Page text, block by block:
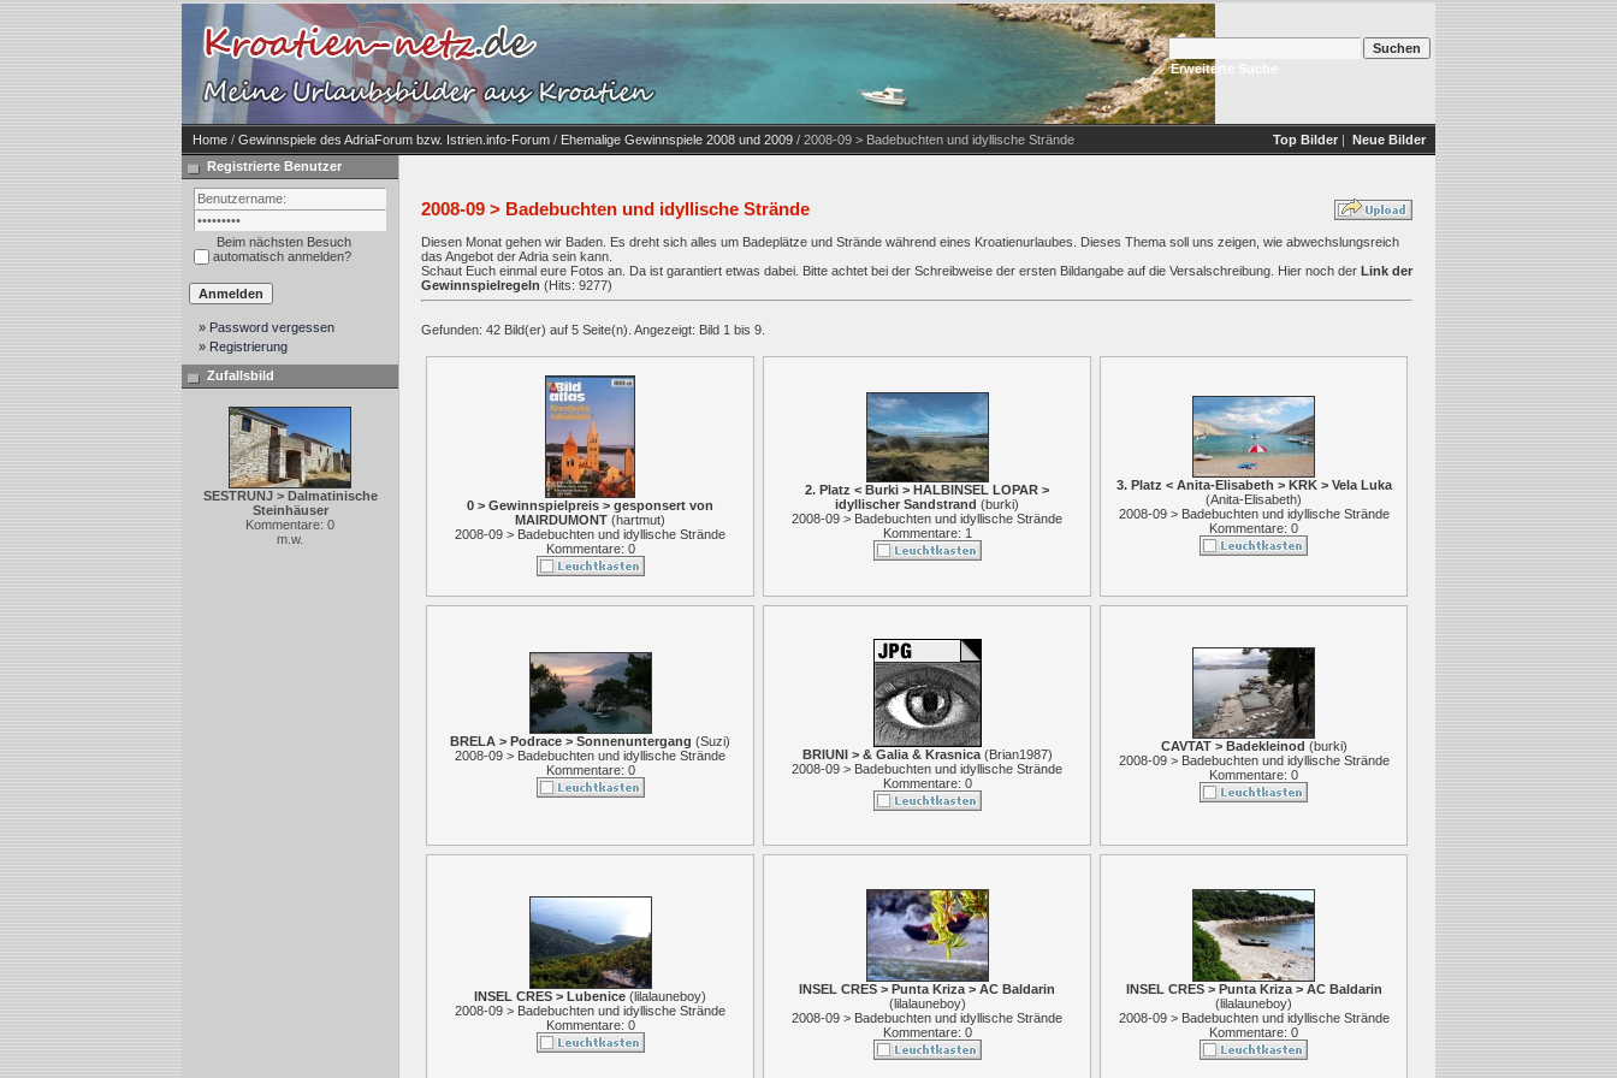
Erweiterte Suche
Home / Gewinnspiele des AdriaForum bzw. Istrien.info-Forum / Ehemalige Gewinnspiele 2008 und 2009 / 2008-09 > Badebuchten und idyllische Strände Top Bilder | Neue Bilder
Registrierte Benutzer
Beim nächsten Besuch
automatisch anmelden?
» Password vergessen
» Registrierung
Zufallsbild
SESTRUNJ > Dalmatinische
Steinhäuser
Kommentare: 0
m.w.
2008-09 > Badebuchten und idyllische Strände
Diesen Monat gehen wir Baden. Es dreht sich alles um Badeplätze und Strände während eines Kroatienurlaubes. Dieses Thema soll uns zeigen, wie abwechslungsreich
das Angebot der Adria sein kann.
Schaut Euch einmal eure Fotos an. Da ist garantiert etwas dabei. Bitte achtet bei der Schreibweise der ersten Bildangabe auf die Versalschreibung. Hier noch der Link der
Gewinnspielregeln (Hits: 9277)
Gefunden: 42 Bild(er) auf 5 Seite(n). Angezeigt: Bild 1 bis 9.
0 > Gewinnspielpreis > gesponsert von
MAIRDUMONT (hartmut)
2008-09 > Badebuchten und idyllische Strände
Kommentare: 0
2. Platz < Burki > HALBINSEL LOPAR >
idyllischer Sandstrand (burki)
2008-09 > Badebuchten und idyllische Strände
Kommentare: 1
3. Platz < Anita-Elisabeth > KRK > Vela Luka
(Anita-Elisabeth)
2008-09 > Badebuchten und idyllische Strände
Kommentare: 0
BRELA > Podrace > Sonnenuntergang (Suzi)
2008-09 > Badebuchten und idyllische Strände
Kommentare: 0
BRIUNI > & Galia & Krasnica(Brian1987)
2008-09 > Badebuchten und idyllische Strände
Kommentare: 0
CAVTAT > Badekleinod (burki)
2008-09 > Badebuchten und idyllische Strände
Kommentare: 0
INSEL CRES > Lubenice (lilalauneboy)
2008-09 > Badebuchten und idyllische Strände
Kommentare: 0
INSEL CRES > Punta Kriza > AC Baldarin
(lilalauneboy)
2008-09 > Badebuchten und idyllische Strände
Kommentare: 0
INSEL CRES > Punta Kriza > AC Baldarin
(lilalauneboy)
2008-09 > Badebuchten und idyllische Strände
Kommentare: 0